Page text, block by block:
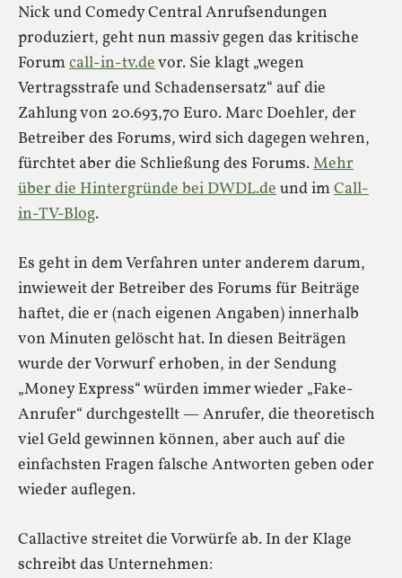
Nick und Comedy Central Anrufsendungen
produziert, geht nun massiv gegen das kritische
Forumcall-in-tv.devor. Sie klagt „wegen
Vertragsstrafe und Schadensersatz“ auf die
Zahlung von 20.693,70 Euro. Marc Doehler, der
Betreiber des Forums, wird sich dagegen wehren,
fürchtet aber die Schließung des Forums.Mehr
über die Hintergründe bei DWDL.deund imCall-
in-TV-Blog.
Es geht in dem Verfahren unter anderem darum,
inwieweit der Betreiber des Forums für Beiträge
haftet, die er (nach eigenen Angaben) innerhalb
von Minuten gelöscht hat. In diesen Beiträgen
wurde der Vorwurf erhoben, in der Sendung
„Money Express“ würden immer wieder „Fake-
Anrufer“ durchgestellt — Anrufer, die theoretisch
viel Geld gewinnen können, aber auch auf die
einfachsten Fragen falsche Antworten geben oder
wieder auflegen.
Callactive streitet die Vorwürfe ab. In der Klage
schreibt das Unternehmen: